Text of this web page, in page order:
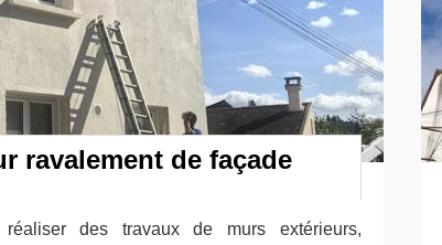
ravalement de façade
des travaux de murs extérieurs,